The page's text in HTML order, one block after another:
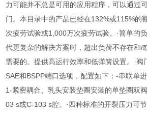
力可能并不总是可用的应用程序，可以通过
门。本目录中的产品已经在132%或115%的
次疲劳试验或1,000万次疲劳试验。·简单的
代更复杂的解决方案时，超出负荷不存在和/
需要的。提供高运行效率和低弹簧设置。·
SAE和BSPP端口选项，配置如下：-串联单
1-紧密耦合、乳头安装垫圈安装的单垫圈双
03 s或C-103 s腔。·四种标准的开裂压力可